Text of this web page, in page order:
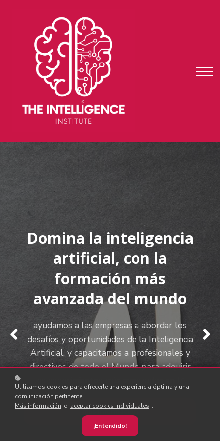
fundae
testimonios
ENTRAR
REGISTRARME
La revolución del
conocimiento empieza
aquí
En THE INTELLIGENCE Institute ofrecemos
una combinación integral de programas de
formación y servicios de consultoría en
inteligencia artificial.
Domina la inteligencia
artificial, con la
formación más
avanzada del mundo
ayudamos a las empresas a abordar los
desafíos y oportunidades de la Inteligencia
Artificial, y capacitamos a profesionales y
directivos de todo el Mundo para adquirir
más información
más de 10.000
profesionales en dos
años
una cifra que refleja la confianza que
empresas y directivos de todo el mundo
depositan en nuestra metodología práctica
y en nuestros programas orientados a
resultados
más información
Utilizamos cookies para ofrecerle una experiencia óptima y una
comunicación pertinente.
Más información o aceptar cookies individuales .
¡Entendido!